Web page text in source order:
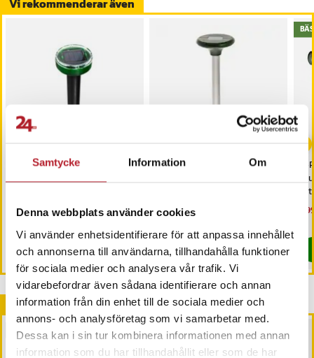
Samtycke Information Om
Denna webbplats använder cookies
Vi använder enhetsidentifierare för att anpassa innehållet
och annonserna till användarna, tillhandahålla funktioner
för sociala medier och analysera vår trafik. Vi
vidarebefordrar även sådana identifierare och annan
information från din enhet till de sociala medier och
annons- och analysföretag som vi samarbetar med.
Dessa kan i sin tur kombinera informationen med annan
information som du har tillhandahållit eller som de har
Solcellsdriven
mullvadsskrämma -
gnagarskrämma /
djurskrämma för trädgård
Nuvarande pris:
119 krTidigare pris:149 kr
119 kr 149 kr
Köp
Solcellsdriven
Pris:189 kr
189 kr
Köp
Andra köpte också
BÄSTSÄLJARE BÄSTSÄLJARE